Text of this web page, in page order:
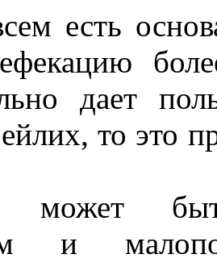
есть
дает
то это
может
и